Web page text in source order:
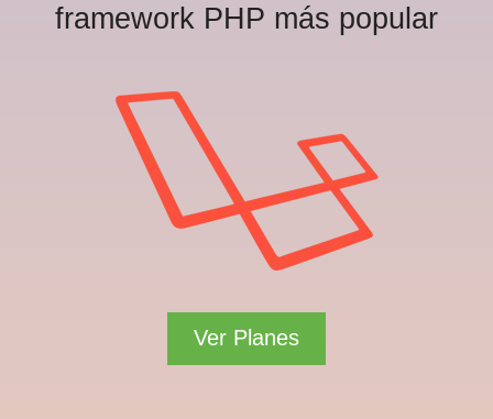
framework PHP más popular
Ver Planes